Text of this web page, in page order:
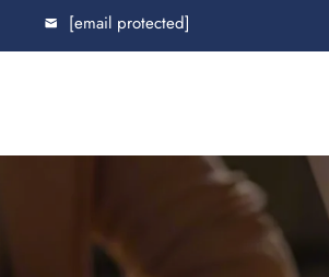
[email protected]